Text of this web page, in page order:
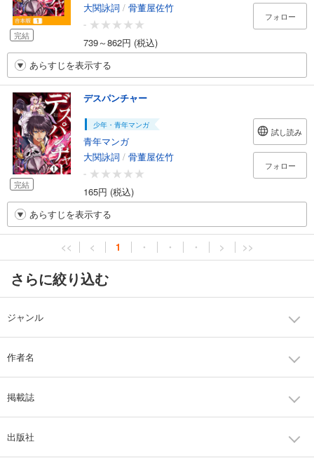
完結
大関詠詞 / 骨董屋佐竹
-
739～862円 (税込)
フォロー
あらすじを表示する
完結
デスパンチャー
少年・青年マンガ
青年マンガ
大関詠詞 / 骨董屋佐竹
-
165円 (税込)
試し読み
フォロー
あらすじを表示する
<< < 1 ・ ・ ・ > >>
さらに絞り込む
ジャンル
作者名
掲載誌
出版社